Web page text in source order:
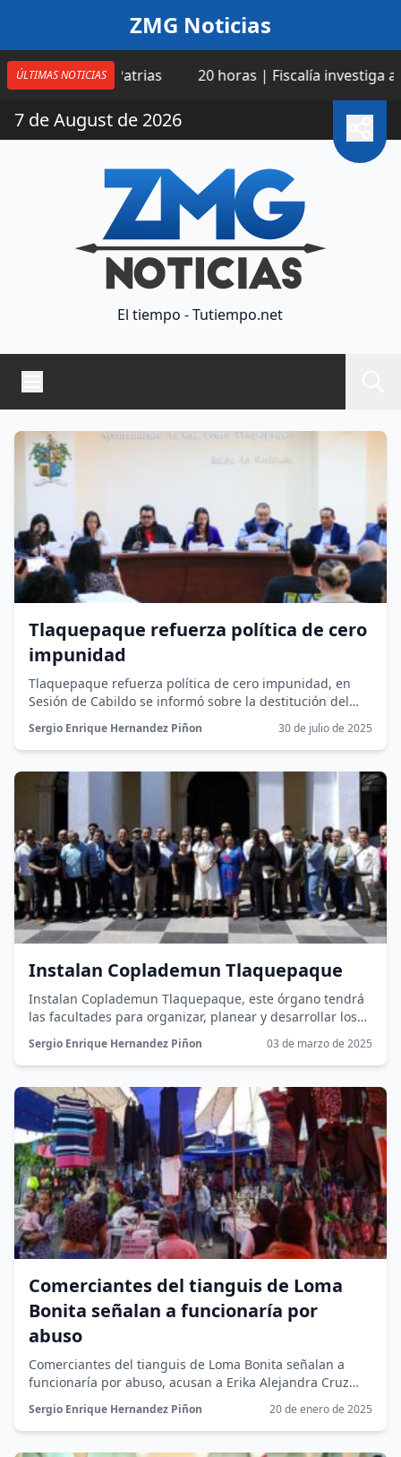
ZMG Noticias
ÚLTIMAS NOTICIAS
Patrias 20 horas | Fiscalía investiga a las
7 de August de 2026
El tiempo - Tutiempo.net
Tlaquepaque refuerza política de cero
impunidad
Tlaquepaque refuerza política de cero impunidad, en
Sesión de Cabildo se informó sobre la destitución del
elemento de la policía...
Sergio Enrique Hernandez Piñon 30 de julio de 2025
Instalan Coplademun Tlaquepaque
Instalan Coplademun Tlaquepaque, este órgano tendrá
las facultades para organizar, planear y desarrollar los
objetivos para el desarrollo del municipio.
Sergio Enrique Hernandez Piñon 03 de marzo de 2025
Comerciantes del tianguis de Loma
Bonita señalan a funcionaría por
abuso
Comerciantes del tianguis de Loma Bonita señalan a
funcionaría por abuso, acusan a Erika Alejandra Cruz
Rodríguez de querer hacer...
Sergio Enrique Hernandez Piñon 20 de enero de 2025